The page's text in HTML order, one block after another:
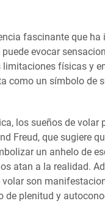
fascinante que
evocar
físicas y
como un símbolo de
los sueños de volar
Freud, que sugiere
un anhelo de
atan a la realidad.
son
de plenitud y